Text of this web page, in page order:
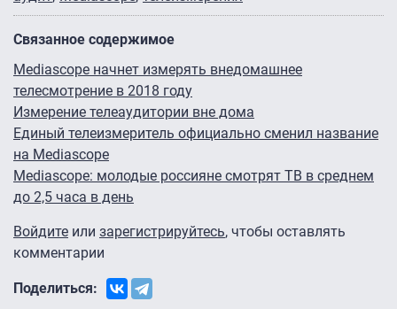
Связанное содержимое
Mediascope начнет измерять внедомашнее
телесмотрение в 2018 году
Измерение телеаудитории вне дома
Единый телеизмеритель официально сменил название
на Mediascope
Mediascope: молодые россияне смотрят ТВ в среднем
до 2,5 часа в день
Войдите или зарегистрируйтесь, чтобы оставлять
комментарии
Поделиться: